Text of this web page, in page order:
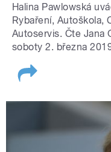
Halina Pawlowská
Rybaření, Autoškola,
Autoservis. Čte Jana
soboty 2. března